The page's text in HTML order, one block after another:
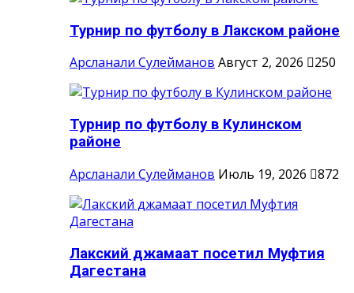
Турнир по футболу в Лакском районе
Арсланали Сулейманов Август 2, 2026 250
Турнир по футболу в Кулинском
районе
Арсланали Сулейманов Июль 19, 2026 872
Лакский джамаат посетил Муфтия
Дагестана